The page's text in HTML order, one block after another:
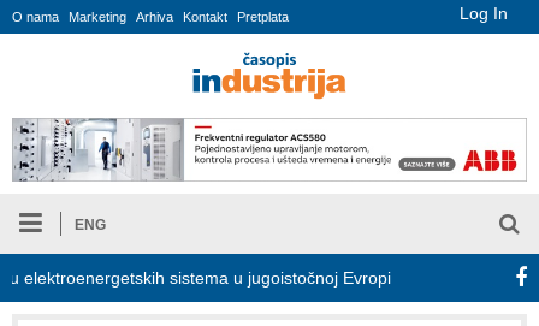
Log In
O nama Marketing Arhiva Kontakt Pretplata
ENG
sistema u jugoistočnoj Evropi